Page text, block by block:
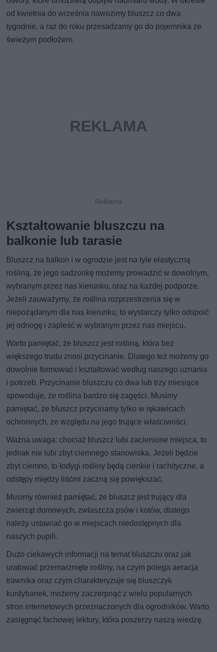
od kwietnia do września nawozimy bluszcz co dwa
tygodnie, a raz do roku przesadzamy go do pojemnika ze
świeżym podłożem.
Kształtowanie bluszczu na
balkonie lub tarasie
Bluszcz na balkon i w ogrodzie jest na tyle elastyczną
rośliną, że jego sadzonkę możemy prowadzić w dowolnym,
wybranym przez nas kierunku, oraz na każdej podporze.
Jeżeli zauważymy, że roślina rozprzestrzenia się w
niepożądanym dla nas kierunku, to wystarczy tylko odspoić
jej odnogę i zapleść w wybranym przez nas miejscu.
Warto pamiętać, że bluszcz jest rośliną, która bez
większego trudu znosi przycinanie. Dlatego też możemy go
dowolnie formować i kształtować według naszego uznania
i potrzeb. Przycinanie bluszczu co dwa lub trzy miesiące
spowoduje, że roślina bardzo się zagęści. Musimy
pamiętać, że bluszcz przycinamy tylko w rękawicach
ochronnych, ze względu na jego trujące właściwości.
Ważna uwaga: chociaż bluszcz lubi zacienione miejsca, to
jednak nie lubi zbyt ciemnego stanowiska. Jeżeli będzie
zbyt ciemno, to łodygi rośliny będą cienkie i rachityczne, a
odstępy między liśćmi zaczną się powiększać.
Musimy również pamiętać, że bluszcz jest trujący dla
zwierząt domowych, zwłaszcza psów i kotów, dlatego
należy ustawiać go w miejscach niedostępnych dla
naszych pupili.
Dużo ciekawych informacji na temat bluszczu oraz jak
uratować przemarznięte rośliny, na czym polega aeracja
trawnika oraz czym charakteryzuje się bluszczyk
kurdybanek, możemy zaczerpnąć z wielu popularnych
stron internetowych przeznaczonych dla ogrodników. Warto
zasięgnąć fachowej lektury, która poszerzy naszą wiedzę.